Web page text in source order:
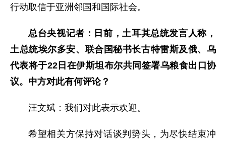
行动取信于亚洲邻国和国际社会。
总台央视记者：日前，土耳其总统发言人称，
土总统埃尔多安、联合国秘书长古特雷斯及俄、乌
代表将于22日在伊斯坦布尔共同签署乌粮食出口协
议。中方对此有何评论？
汪文斌：我们对此表示欢迎。
希望相关方保持对话谈判势头，为尽快结束冲